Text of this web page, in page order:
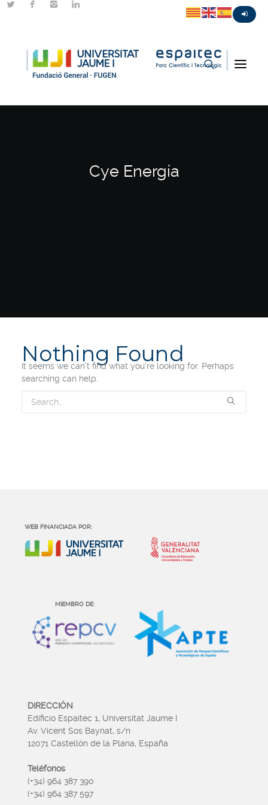
Cye Energía
Nothing Found
It seems we can’t find what you’re looking for. Perhaps
searching can help.
WEB FINANCIADA POR:
MIEMBRO DE:
DIRECCIÓN
Edificio Espaitec 1, Universitat Jaume I
Av. Vicent Sos Baynat, s/n
12071 Castellón de la Plana, España
Teléfonos
(+34) 964 387 390
(+34) 964 387 597